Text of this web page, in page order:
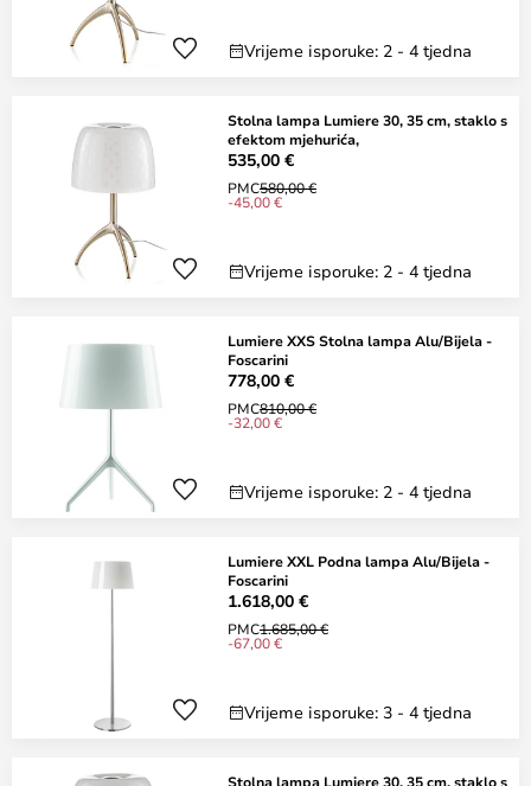
Vrijeme isporuke: 2 - 4 tjedna
Stolna lampa Lumiere 30, 35 cm, staklo s
efektom mjehurića,
535,00 €
PMC580,00 €
-45,00 €
Vrijeme isporuke: 2 - 4 tjedna
Lumiere XXS Stolna lampa Alu/Bijela -
Foscarini
778,00 €
PMC810,00 €
-32,00 €
Vrijeme isporuke: 2 - 4 tjedna
Lumiere XXL Podna lampa Alu/Bijela -
Foscarini
1.618,00 €
PMC1.685,00 €
-67,00 €
Vrijeme isporuke: 3 - 4 tjedna
Stolna lampa Lumiere 30, 35 cm, staklo s